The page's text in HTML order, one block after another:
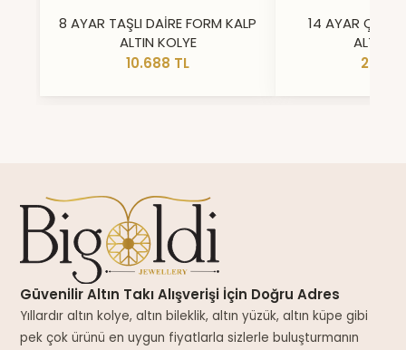
8 AYAR TAŞLI DAİRE FORM KALP
ALTIN KOLYE
10.688 TL
14 AYAR ÇİFT
ALTIN
Güvenilir Altın Takı Alışverişi İçin Doğru Adres
Yıllardır altın kolye, altın bileklik, altın yüzük, altın küpe gibi
pek çok ürünü en uygun fiyatlarla sizlerle buluşturmanın